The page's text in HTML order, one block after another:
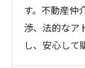
す。不動産仲
渉、法的なア
し、安心して